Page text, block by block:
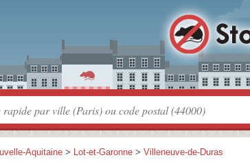
Aquitaine > Lot-et-Garonne > Villeneuve-de-Duras